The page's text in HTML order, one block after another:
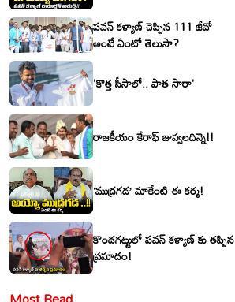
పవన్ కళ్యాణ్ చెప్పిన 111 జీవో
అంటే ఏంటో తెలుసా?
'కొత్త సీసాలో.. పాత సారా'
రాజకీయం కేరాఫ్ జువ్వలదిన్నె!!
‘ముద్రగడ’ మాకేంటి ఈ కర్మ!
కొండగట్టులో పవన్ కళ్యాణ్ కు తప్పిన
ప్రమాదం!